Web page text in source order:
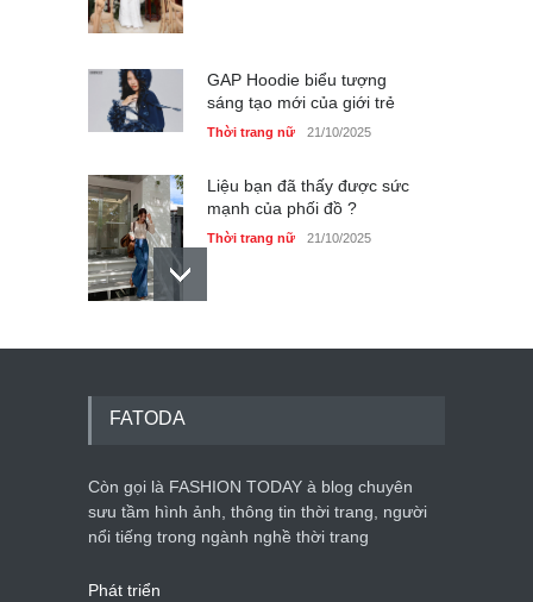
GAP Hoodie biểu tượng
sáng tạo mới của giới trẻ
Thời trang nữ 21/10/2025
Liệu bạn đã thấy được sức
mạnh của phối đồ ?
Thời trang nữ 21/10/2025
Dàn túi hiệu ‘ xịn sò’ của nữ
Mẫu áo khoác đẹp cho phụ
nữ 40+
FATODA
Còn gọi là FASHION TODAY à blog chuyên
sưu tầm hình ảnh, thông tin thời trang, người
nổi tiếng trong ngành nghề thời trang
Phát triển